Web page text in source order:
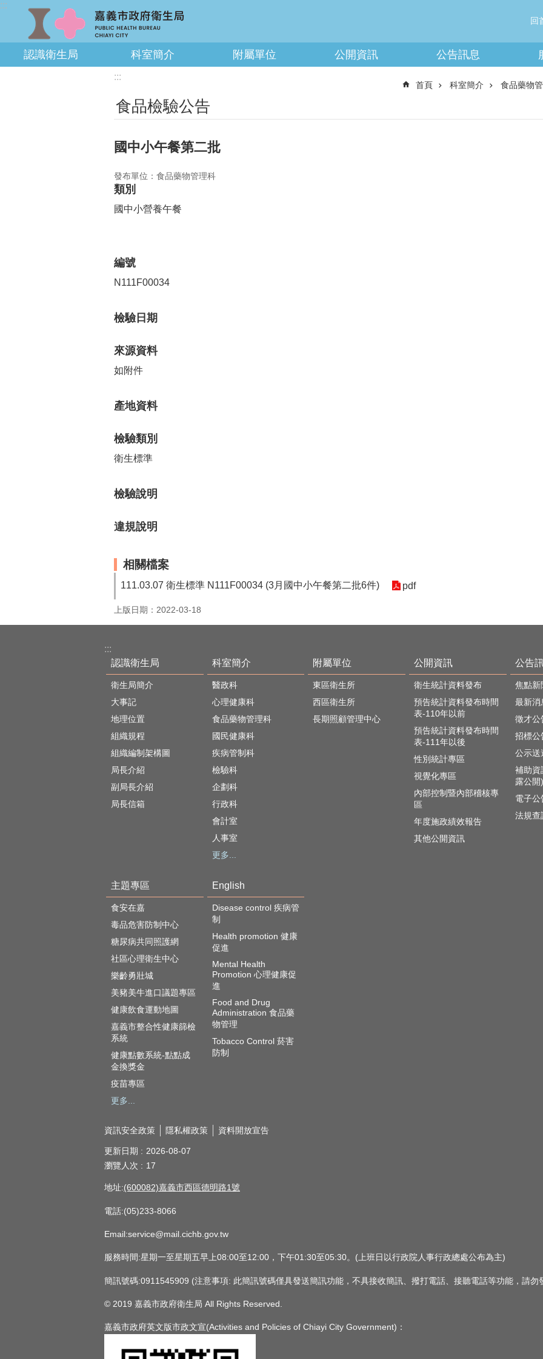
跳到主要內容區塊
:::
回
認識衛生局 科室簡介 附屬單位 公開資訊 公告訊息
:::
首頁 科室簡介 食品藥物
食品檢驗公告
國中小午餐第二批
發布單位：食品藥物管理科
類別
國中小營養午餐
編號
N111F00034
檢驗日期
來源資料
如附件
產地資料
檢驗類別
衛生標準
檢驗說明
違規說明
相關檔案
111.03.07 衛生標準 N111F00034 (3月國中小午餐第二批6件) pdf
上版日期：2022-03-18
:::
認識衛生局
衛生局簡介
大事記
地理位置
組織規程
組織編制架構圖
局長介紹
副局長介紹
局長信箱
科室簡介
醫政科
心理健康科
食品藥物管理科
國民健康科
疾病管制科
檢驗科
企劃科
行政科
會計室
人事室
更多...
附屬單位
東區衛生所
西區衛生所
長期照顧管理中心
公開資訊
衛生統計資料發布
預告統計資料發布時間
表-110年以前
預告統計資料發布時間
表-111年以後
性別統計專區
視覺化專區
內部控制暨內部稽核專
區
年度施政績效報告
其他公開資訊
公告
焦點新
最新消
徵才公
招標公
公示送
補助資
露公開)
電子公
法規查
主題專區
食安在嘉
毒品危害防制中心
糖尿病共同照護網
社區心理衛生中心
樂齡勇壯城
美豬美牛進口議題專區
健康飲食運動地圖
嘉義市整合性健康篩檢
系統
健康點數系統-點點成
金換獎金
疫苗專區
更多...
English
Disease control 疾病管
制
Health promotion 健康
促進
Mental Health
Promotion 心理健康促
進
Food and Drug
Administration 食品藥
物管理
Tobacco Control 菸害
防制
資訊安全政策 隱私權政策 資料開放宣告
更新日期
2026-08-07
瀏覽人次
17
地址:(600082)嘉義市西區德明路1號
電話:(05)233-8066
Email:service@mail.cichb.gov.tw
服務時間:星期一至星期五早上08:00至12:00，下午01:30至05:30。(上班日以行政院人事行政總處公布為主)
簡訊號碼:0911545909 (注意事項: 此簡訊號碼僅具發送簡訊功能，不具接收簡訊、撥打電話、接聽電話等功能，請
© 2019 嘉義市政府衛生局 All Rights Reserved.
嘉義市政府英文版市政文宣(Activities and Policies of Chiayi City Government)：